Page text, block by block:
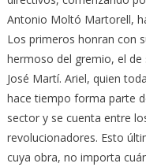
Antonio Moltó Martorell,
Los primeros honran con
hermoso del gremio, el
José Martí. Ariel, quien
hace tiempo forma parte
sector y se cuenta entre
revolucionadores. Esto
cuya obra, no importa